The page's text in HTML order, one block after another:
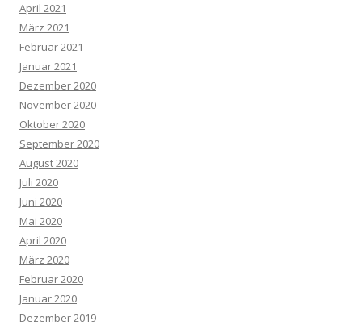
April 2021
März 2021
Februar 2021
Januar 2021
Dezember 2020
November 2020
Oktober 2020
September 2020
August 2020
Juli 2020
Juni 2020
Mai 2020
April 2020
März 2020
Februar 2020
Januar 2020
Dezember 2019